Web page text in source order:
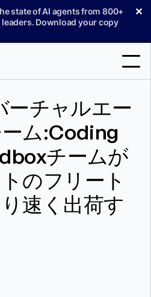
state of AI agents from 800+
Download your copy
✕
ーチャルエー
ム:Coding
チームが
のフリート
速く出荷す